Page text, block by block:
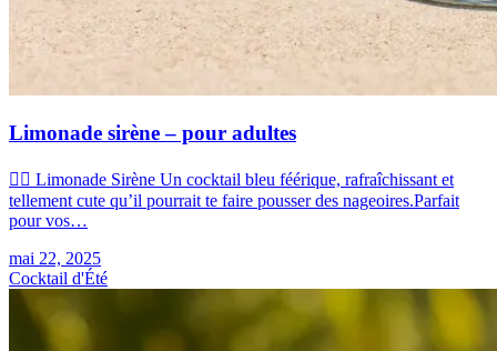
Limonade sirène – pour adultes
🧜‍♀️ Limonade Sirène Un cocktail bleu féérique, rafraîchissant et
tellement cute qu’il pourrait te faire pousser des nageoires.Parfait
pour vos…
mai 22, 2025
Cocktail d'Été